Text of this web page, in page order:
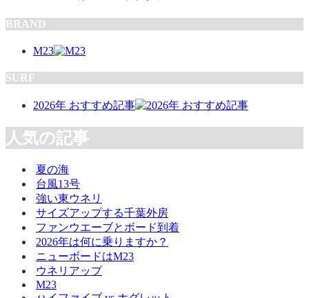
BRAND
M23
SURF
2026年 おすすめ記事
人気の記事
夏の海
台風13号
強い東ウネリ
サイズアップする千葉外房
ファンウエーブとボード到着
2026年は何に乗りますか？
ニューボードはM23
ウネリアップ
M23